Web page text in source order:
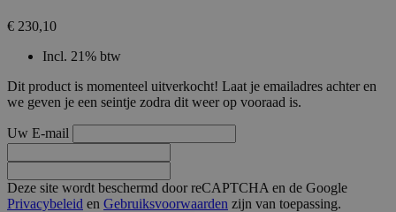
€ 230,10
Incl. 21% btw
Dit product is momenteel uitverkocht! Laat je emailadres achter en
we geven je een seintje zodra dit weer op vooraad is.
Uw E-mail
Deze site wordt beschermd door reCAPTCHA en de Google
Privacybeleid en Gebruiksvoorwaarden zijn van toepassing.